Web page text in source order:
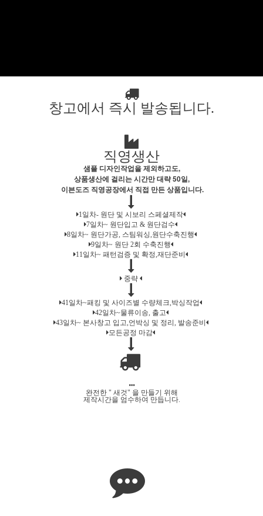
창고에서 즉시 발송됩니다.
직영생산
샘플 디자인작업을 제외하고도,
상품생산에 걸리는 시간만 대략 50일,
이븐도즈 직영공장에서 직접 만든 상품입니다.
1일차- 원단 및 시보리 스페셜제작
7일차~ 원단입고 & 원단검수
8일차~ 원단가공, 스팀워싱,원단수축진행
9일차~ 원단 2회 수축진행
11일차~ 패턴검증 및 확정,재단준비
중략
41일차~패킹 및 사이즈별 수량체크,박싱작업
42일차~물류이송, 출고
43일차~ 본사창고 입고,언박싱 및 정리, 발송준비
모든공정 마감
완전한 " 새것" 을 만들기 위해
제작시간을 엄수하여 만듭니다.